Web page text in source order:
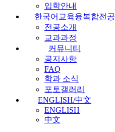
입학안내
한국어교육융복합전공
전공소개
교과과정
커뮤니티
공지사항
FAQ
학과 소식
포토갤러리
ENGLISH/中文
ENGLISH
中文